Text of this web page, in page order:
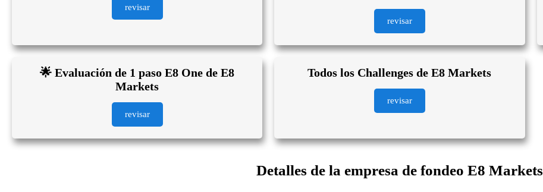
revisar
revisar
🌟 Evaluación de 1 paso E8 One de E8
Markets
revisar
Todos los Challenges de E8 Markets
revisar
Detalles de la empresa de fondeo E8 Markets